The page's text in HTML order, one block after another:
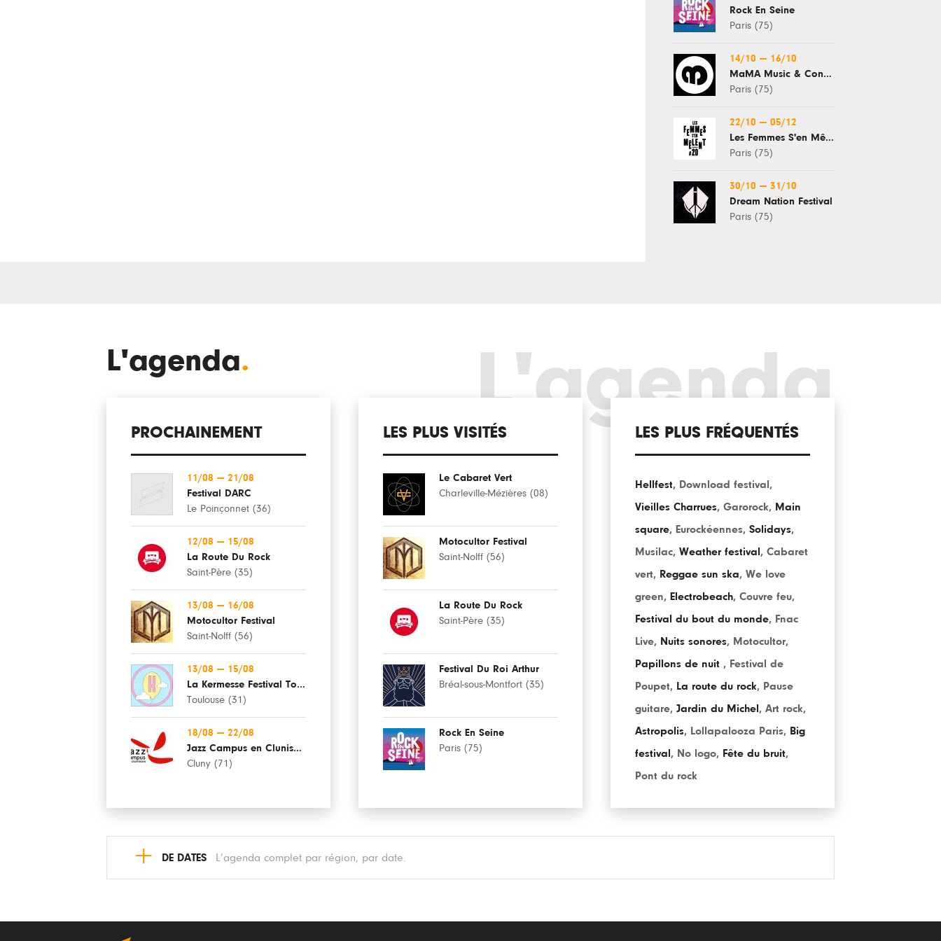
Rock En Seine
Paris (75)
14/10 — 16/10
MaMA Music & Convention
Paris (75)
22/10 — 05/12
Les Femmes S'en Mêlent
Paris (75)
30/10 — 31/10
Dream Nation Festival
Paris (75)
L'agenda. L'agenda
PROCHAINEMENT
11/08 — 21/08
Festival DARC
Le Poinçonnet (36)
12/08 — 15/08
La Route Du Rock
Saint-Père (35)
13/08 — 16/08
Motocultor Festival
Saint-Nolff (56)
13/08 — 15/08
La Kermesse Festival Toulouse
Toulouse (31)
18/08 — 22/08
Jazz Campus en Clunisois
Cluny (71)
LES PLUS VISITÉS
Le Cabaret Vert
Charleville-Mézières (08)
Motocultor Festival
Saint-Nolff (56)
La Route Du Rock
Saint-Père (35)
Festival Du Roi Arthur
Bréal-sous-Montfort (35)
Rock En Seine
Paris (75)
LES PLUS FRÉQUENTÉS
Hellfest, Download festival ,
Vieilles Charrues, Garorock, Main
square, Eurockéennes, Solidays,
Musilac, Weather festival , Cabaret
vert, Reggae sun ska, We love
green, Electrobeach, Couvre feu,
Festival du bout du monde, Fnac
Live, Nuits sonores, Motocultor,
Papillons de nuit , Festival de
Poupet, La route du rock, Pause
guitare, Jardin du Michel , Art rock,
Astropolis, Lollapalooza Paris, Big
festival , No logo, Fête du bruit,
Pont du rock
+ DE DATES L’agenda complet par région, par date.